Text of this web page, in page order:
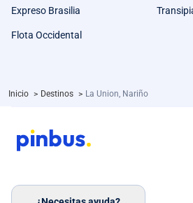
Expreso Brasilia
Flota Occidental
Inicio > Destinos > La Union, Nariño